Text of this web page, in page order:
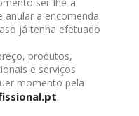
anular a encomenda
já tenha efetuado
produtos,
e serviços
momento pela
.